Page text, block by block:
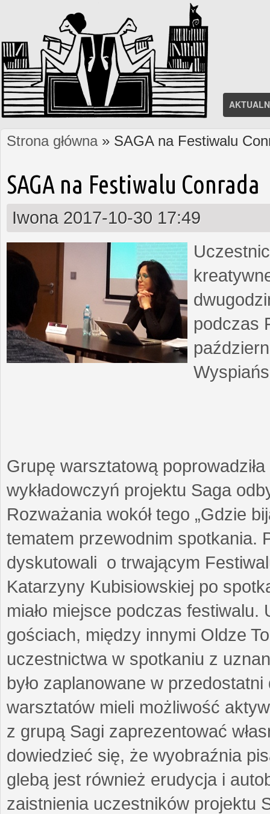
Jesteś tutaj
Strona główna» SAGA na Festiwalu
SAGA na Festiwalu Conrada
Iwona 2017-10-30 17:49
podczas
Grupę warsztatową
wykładowczyń projektu Saga
Rozważania wokół tego „Gdzie
tematem przewodnim spotkania.
dyskutowali o trwającym
Katarzyny Kubisiowskiej po
miało miejsce podczas
gościach, między innymi Oldze
uczestnictwa w spotkaniu z
było zaplanowane w
warsztatów mieli możliwość
z grupą Sagi zaprezentować
dowiedzieć się, że wyobraźnia
glebą jest również erudycja i
zaistnienia uczestników projektu